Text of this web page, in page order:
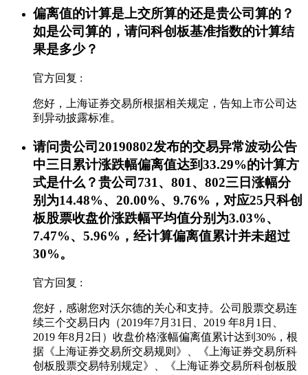
偏离值的计算是上交所算的还是贵公司算的？
如是公司算的，请问科创板基准指数的计算结
果是多少？
官方回复 :
您好，上海证券交易所根据相关规定，告知上市公司达
到异动披露标准。
请问贵公司20190802发布的交易异常波动公告
中三日累计涨跌幅偏离值达到33.29%的计算方
式是什么？贵公司731、801、802三日涨幅分
别为14.48%、20.00%、9.76%，对应25只科创
板股票收盘价涨跌幅平均值分别为3.03%、
7.47%、5.96%，经计算偏离值累计并未超过
30%。
官方回复 :
您好，感谢您对沃尔德的关心和支持。公司股票交易连
续三个交易日内（2019年7月31日、2019 年8月1日、
2019 年8月2日）收盘价格涨幅偏离值累计达到30%，根
据《上海证券交易所交易规则》、《上海证券交易所科
创板股票交易特别规定》、《上海证券交易所科创板股